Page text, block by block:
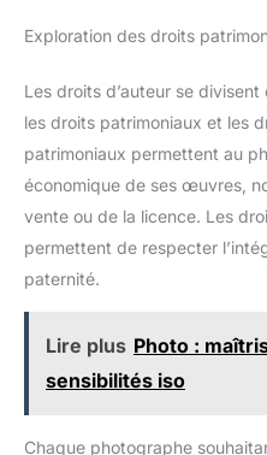
Exploration des droits
Les droits d’auteur se
les droits patrimoniaux et les
patrimoniaux permettent au
économique de ses œuvres,
vente ou de la licence. Les
permettent de respecter
paternité.
Lire plus Photo :
sensibilités iso
Chaque photographe